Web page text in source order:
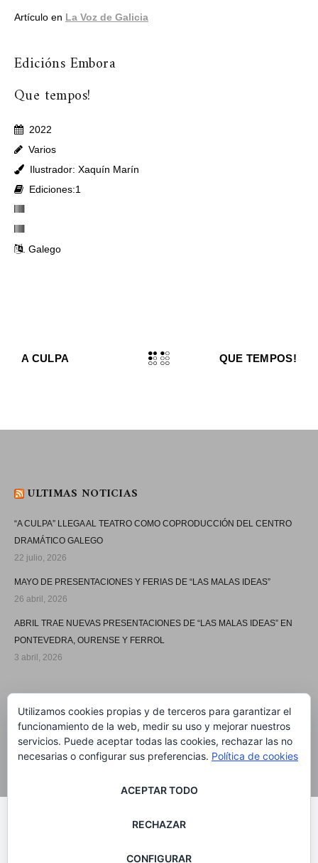
Artículo en La Voz de Galicia
Edicións Embora
Que tempos!
2022
Varios
Ilustrador: Xaquín Marín
Ediciones:1
. Galego
A CULPA QUE TEMPOS!
ULTIMAS NOTICIAS
“A CULPA” LLEGA AL TEATRO COMO COPRODUCCIÓN DEL CENTRO
DRAMÁTICO GALEGO
22 julio, 2026
MAYO DE PRESENTACIONES Y FERIAS DE “LAS MALAS IDEAS”
26 abril, 2026
ABRIL TRAE NUEVAS PRESENTACIONES DE “LAS MALAS IDEAS” EN
PONTEVEDRA, OURENSE Y FERROL
3 abril, 2026
Galego(Gallego )
Utilizamos cookies propias y de terceros para garantizar el
funcionamiento de la web, medir su uso y mejorar nuestros
servicios. Puede aceptar todas las cookies, rechazar las no
necesarias o configurar sus preferencias. Política de cookies
ACEPTAR TODO
RECHAZAR
CONFIGURAR